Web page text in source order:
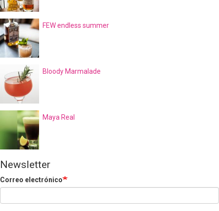
FEW endless summer
Bloody Marmalade
Maya Real
Newsletter
Correo electrónico